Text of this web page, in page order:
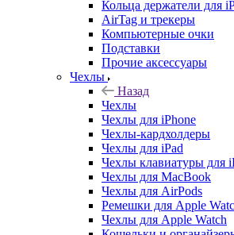
Кольца держатели для
AirTag и трекеры
Компьютерные очки
Подставки
Прочие аксессуары
Чехлы
Назад
Чехлы
Чехлы для iPhone
Чехлы-кардхолдеры
Чехлы для iPad
Чехлы клавиатуры для
Чехлы для MacBook
Чехлы для AirPods
Ремешки для Apple
Чехлы для Apple Watch